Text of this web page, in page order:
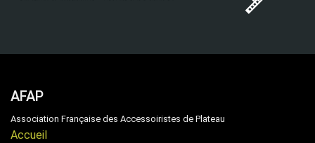
AFAP
Association Française des Accessoiristes de Plateau
Accueil